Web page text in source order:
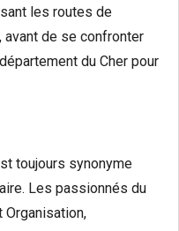
les routes de
avant de se confronter
du Cher pour
toujours synonyme
Les passionnés du
Organisation,